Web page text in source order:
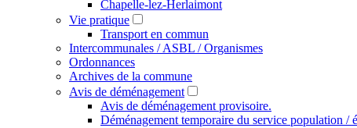
Chapelle-lez-Herlaimont
Vie pratique
Transport en commun
Intercommunales / ASBL / Organismes
Ordonnances
Archives de la commune
Avis de déménagement
Avis de déménagement provisoire.
Déménagement temporaire du service population /